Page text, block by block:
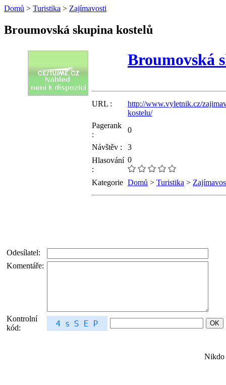
Domů > Turistika > Zajímavosti
Broumovská skupina kostelů
Broumovská
URL :
http://www.vyletnik.cz/
kostelu/
Pagerank
:
0
Návštěv :
3
Hlasování
:
0
Kategorie Domů > Turistika >
Odesílatel:
Komentáře:
Kontrolní
kód:
Nikdo